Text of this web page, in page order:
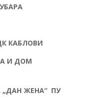
КАБЛОВИ
И ДОМ
„ДАН ЖЕНА“ ПУ